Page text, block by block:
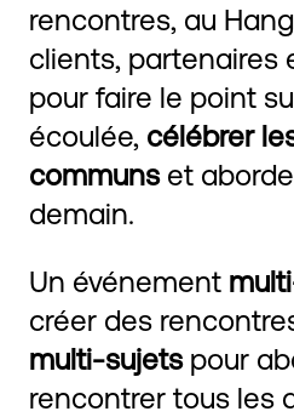
rencontres, au
clients, partenaires
pour faire le point
écoulée, célébrer
communset
demain.
Un événement
créer des
multi-sujetspour
rencontrer tous les